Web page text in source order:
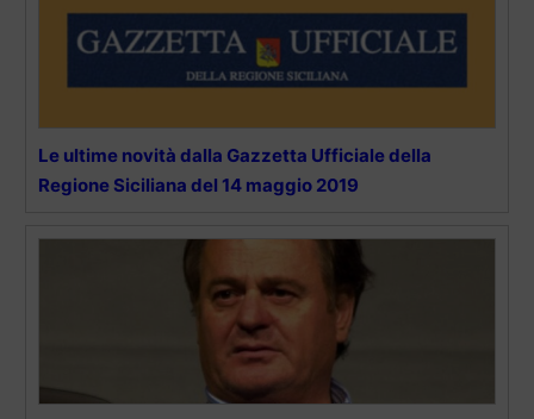
Le ultime novità dalla Gazzetta Ufficiale della
Regione Siciliana del 14 maggio 2019